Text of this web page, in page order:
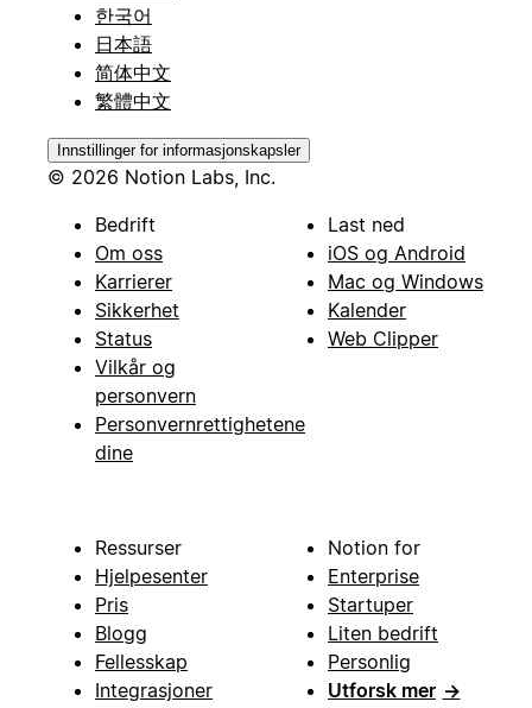
한국어
日本語
简体中文
繁體中文
Innstillinger for informasjonskapsler
© 2026 Notion Labs, Inc.
Bedrift
Om oss
Karrierer
Sikkerhet
Status
Vilkår og
personvern
Personvernrettighetene
dine
Last ned
iOS og Android
Mac og Windows
Kalender
Web Clipper
Ressurser
Hjelpesenter
Pris
Blogg
Fellesskap
Integrasjoner
Notion for
Enterprise
Startuper
Liten bedrift
Personlig
Utforsk mer →